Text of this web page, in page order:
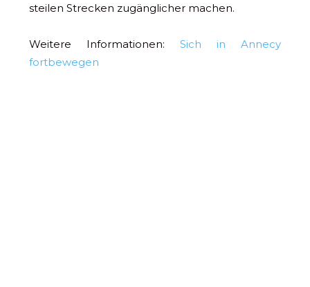
steilen Strecken zugänglicher machen.
Weitere Informationen: Sich in Annecy
fortbewegen